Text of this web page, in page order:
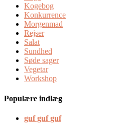
Kogebog
Konkurrence
Morgenmad
Rejser
Salat
Sundhed
Søde sager
Vegetar
Workshop
Populære indlæg
guf guf guf